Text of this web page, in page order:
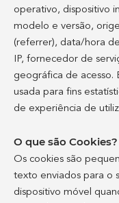
operativo, dispositivo
modelo e versão,
(referrer), data/hora
IP, fornecedor de
geográfica de acesso.
usada para fins
de experiência de
O que são Cookies?
Os cookies são
texto enviados para o
dispositivo móvel